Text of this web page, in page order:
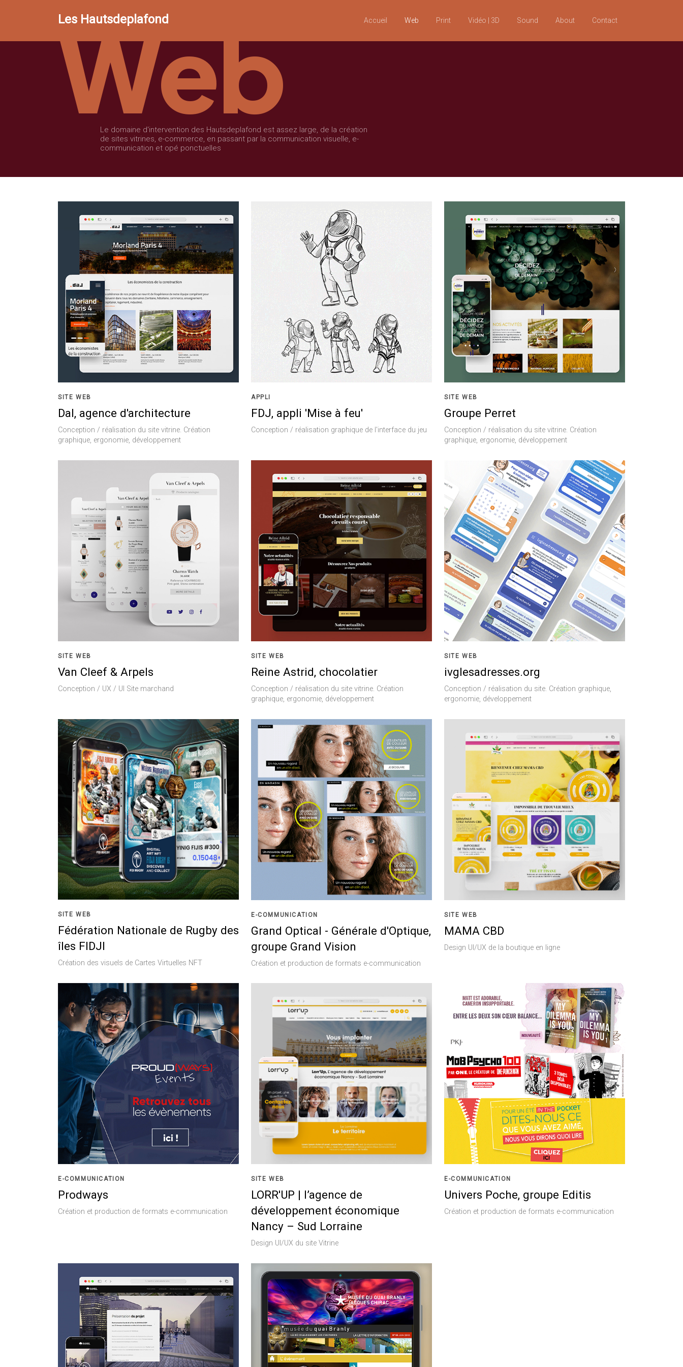
Les Hautsdeplafond Accueil Web Print Vidéo | 3D Sound About Contact
Web
Le domaine d'intervention des Hautsdeplafond est assez large, de la création
de sites vitrines, e-commerce, en passant par la communication visuelle, e-
communication et opé ponctuelles
SITE WEB
Dal, agence d'architecture
Conception / réalisation du site vitrine. Création
graphique, ergonomie, développement
APPLI
FDJ, appli 'Mise à feu'
Conception / réalisation graphique de l'interface du jeu
SITE WEB
Groupe Perret
Conception / réalisation du site vitrine. Création
graphique, ergonomie, développement
SITE WEB
Van Cleef & Arpels
Conception / UX / UI Site marchand
SITE WEB
Reine Astrid, chocolatier
Conception / réalisation du site vitrine. Création
graphique, ergonomie, développement
SITE WEB
ivglesadresses.org
Conception / réalisation du site. Création graphique,
ergonomie, développement
SITE WEB
Fédération Nationale de Rugby des
îles FIDJI
Création des visuels de Cartes Virtuelles NFT
E-COMMUNICATION
Grand Optical - Générale d'Optique,
groupe Grand Vision
Création et production de formats e-communication
SITE WEB
MAMA CBD
Design UI/UX de la boutique en ligne
E-COMMUNICATION
Prodways
Création et production de formats e-communication
SITE WEB
LORR'UP | l’agence de
développement économique
Nancy – Sud Lorraine
Design UI/UX du site Vitrine
E-COMMUNICATION
Univers Poche, groupe Editis
Création et production de formats e-communication